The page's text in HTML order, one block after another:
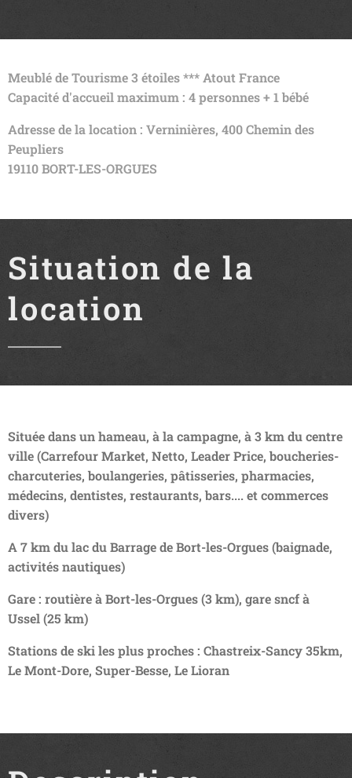
Meublé de Tourisme 3 étoiles *** Atout France
Capacité d'accueil maximum : 4 personnes + 1 bébé
Adresse de la location : Verninières, 400 Chemin des
Peupliers
19110 BORT-LES-ORGUES
Situation de la
location
Située dans un hameau, à la campagne, à 3 km du centre
ville (Carrefour Market, Netto, Leader Price, boucheries-
charcuteries, boulangeries, pâtisseries, pharmacies,
médecins, dentistes, restaurants, bars.... et commerces
divers)
A 7 km du lac du Barrage de Bort-les-Orgues (baignade,
activités nautiques)
Gare : routière à Bort-les-Orgues (3 km), gare sncf à
Ussel (25 km)
Stations de ski les plus proches : Chastreix-Sancy 35km,
Le Mont-Dore, Super-Besse, Le Lioran